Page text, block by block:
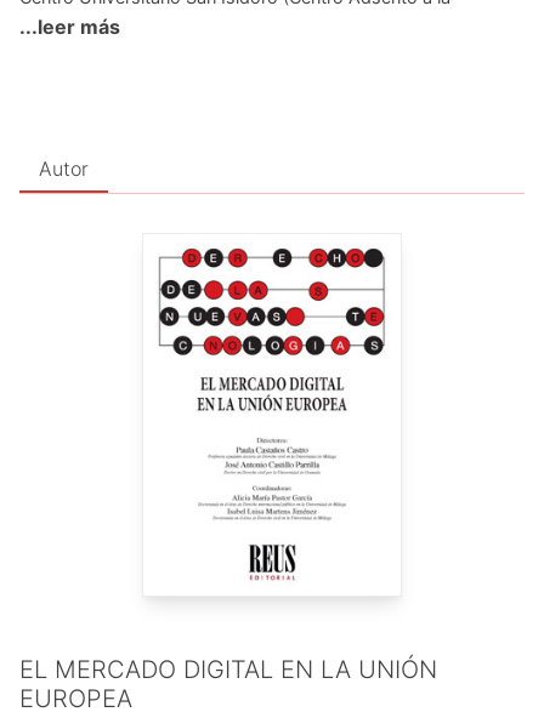
Universidad Pablo de Olavide). Forma parte del grupo de
Olavide, y del Máster Universitario Oficial de “Derecho de la
Nuevas Tecnologías” (2011-2012). Culmino su tesis doctoral,
Ha escrito dos libros y cinco artículo en los que,
esencialmente, se tratan temas relacionados con firma
electrónica e identidad electrónica. En septiembre, participó
IV Congreso Internacional del avance del Gobierno
Abierto / II Congreso de Buen gobierno y transparencia de la
”, dirigido por Lorenzo Cotino Hueso
(Catedrático (acred.), Profesor Titular de la Universitat de
València), defendiendo una comunicación que llevaba por
título “e-Administración: el ejercicio del derecho de acceso.
Avances normativos del gobierno abierto”.
...leer más
Autor
EL MERCADO DIGITAL EN LA UNIÓN
EUROPEA